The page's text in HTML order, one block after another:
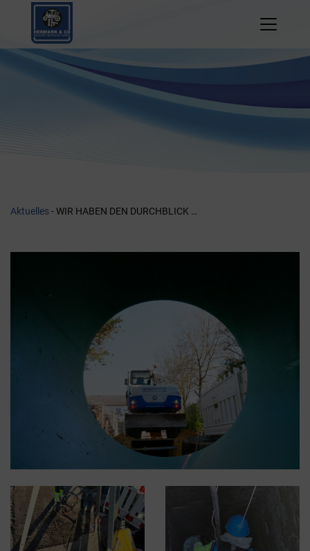
springen
Aktuelles- WIR HABEN DEN DURCHBLICK …